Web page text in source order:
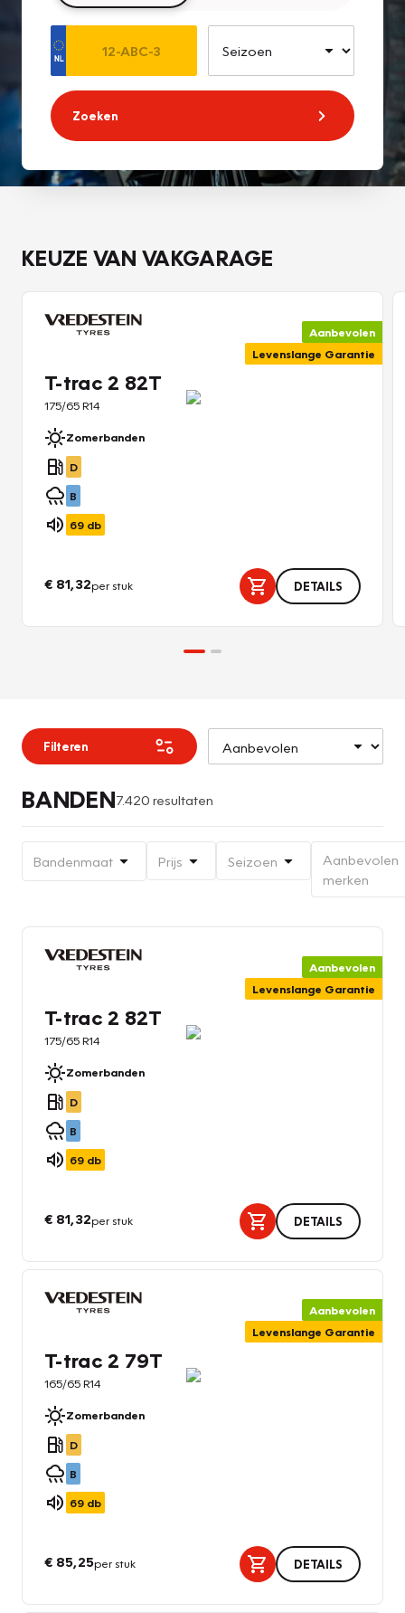
Zoeken
KEUZE VAN VAKGARAGE
Aanbevolen
Levenslange Garantie
T-trac 2 82T
175/65 R14
Zomerbanden
D
B
69 db
€ 81,32per stuk DETAILS
Filteren
BANDEN7.420 resultaten
Bandenmaat Prijs Seizoen
Aanbevolen
merken
Aanbevolen
Levenslange Garantie
T-trac 2 82T
175/65 R14
Zomerbanden
D
B
69 db
€ 81,32per stuk DETAILS
Aanbevolen
Levenslange Garantie
T-trac 2 79T
165/65 R14
Zomerbanden
D
B
69 db
€ 85,25per stuk DETAILS